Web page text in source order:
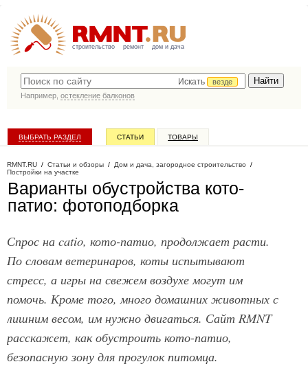
строительство ремонт дом и дача
Искать
везде
Например, остекление балконов
ВЫБРАТЬ РАЗДЕЛ СТАТЬИ ТОВАРЫ
RMNT.RU / Статьи и обзоры / Дом и дача, загородное строительство /
Постройки на участке
Варианты обустройства кото-
патио: фотоподборка
Спрос на catio, кото-патио, продолжает расти.
По словам ветеринаров, коты испытывают
стресс, а игры на свежем воздухе могут им
помочь. Кроме того, много домашних животных с
лишним весом, им нужно двигаться. Сайт RMNT
расскажет, как обустроить кото-патио,
безопасную зону для прогулок питомца.